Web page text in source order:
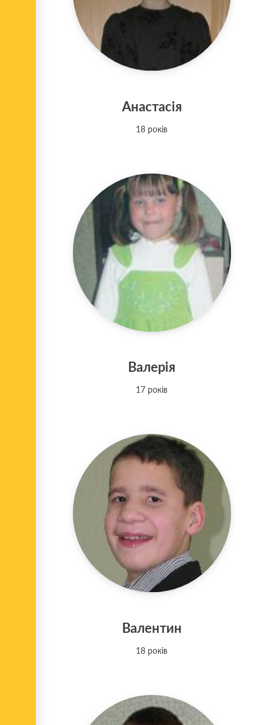
Анастасія
18 років
Валерія
17 років
Валентин
18 років